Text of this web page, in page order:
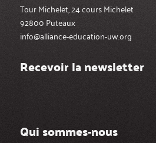
Tour Michelet, 24 cours Michelet
92800 Puteaux
info@alliance-education-uw.org
Recevoir la newsletter
Qui sommes-nous